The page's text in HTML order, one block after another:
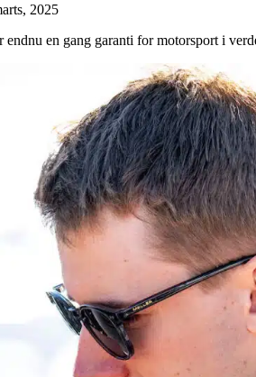
2025
endnu en gang garanti for motorsport i